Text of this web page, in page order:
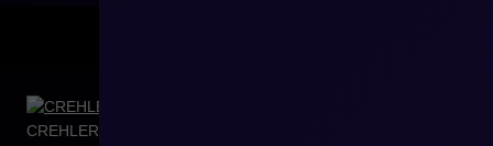
CREHLER Sp. z o.o.